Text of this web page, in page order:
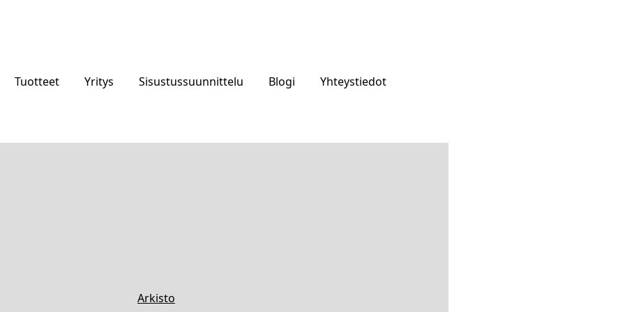
Tuotteet Yritys Sisustussuunnittelu Blogi Yhteystiedot
Arkisto